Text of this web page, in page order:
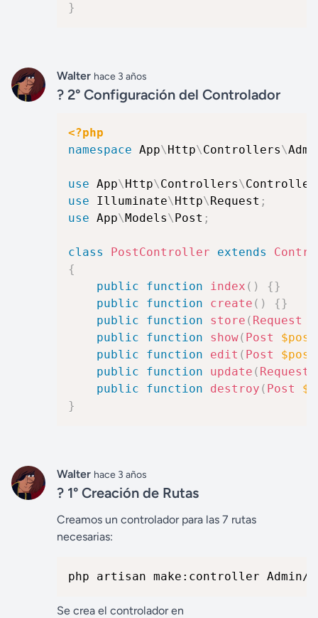
}
Walter hace 3 años
? 2° Configuración del Controlador
<?php
namespace App\Http\Controllers\
use App\Http\Controllers\Controller
use
Illuminate\Http\Request ;
use App\Models\Post ;
class PostController extends
{
public
function index ( ) {}
public
function create ( ) {}
public
function store ( Request
public
function show( Post $post
public
function edit ( Post $post
public
function update ( Request
public
function destroy ( Post
}
Walter hace 3 años
? 1° Creación de Rutas
Creamos un controlador para las 7 rutas
necesarias:
php artisan make:controller
Se crea el controlador en